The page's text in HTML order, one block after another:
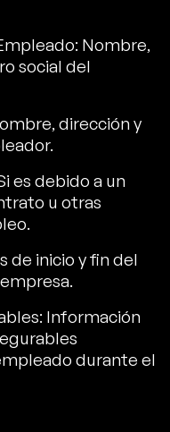
Nombre,
social del
dirección y
es debido a un
u otras
de inicio y fin del
Información
durante el